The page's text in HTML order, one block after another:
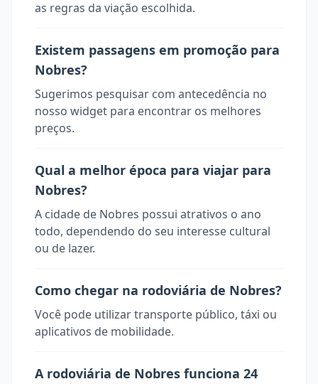
as regras da viação escolhida.
Existem passagens em promoção para
Nobres?
Sugerimos pesquisar com antecedência no
nosso widget para encontrar os melhores
preços.
Qual a melhor época para viajar para
Nobres?
A cidade de Nobres possui atrativos o ano
todo, dependendo do seu interesse cultural
ou de lazer.
Como chegar na rodoviária de Nobres?
Você pode utilizar transporte público, táxi ou
aplicativos de mobilidade.
A rodoviária de Nobres funciona 24